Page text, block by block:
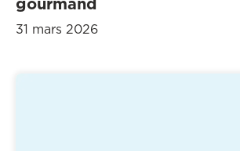
31 mars 2026